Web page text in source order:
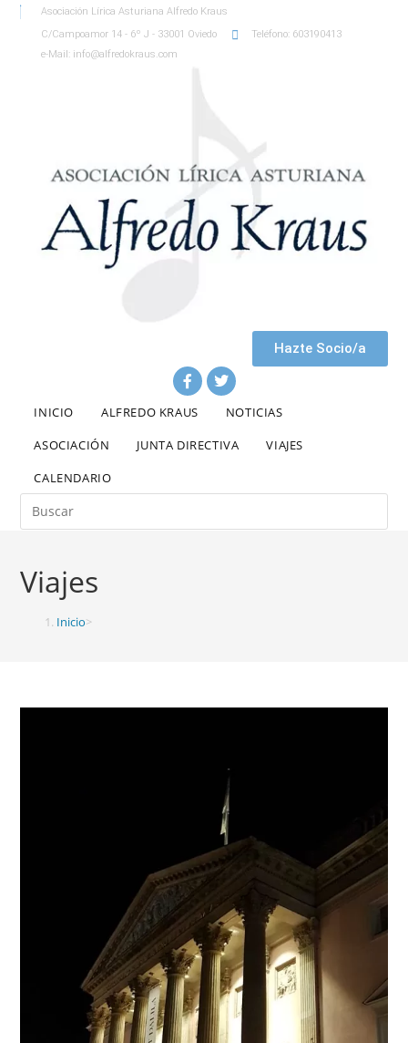
Asociación Lírica Asturiana Alfredo Kraus
C/Campoamor 14 - 6º J - 33001 Oviedo
Teléfono: 603190413
e-Mail: info@alfredokraus.com
Hazte Socio/a
INICIO ALFREDO KRAUS
NOTICIAS
ASOCIACIÓN
JUNTA DIRECTIVA
VIAJES
CALENDARIO
Viajes
Inicio>